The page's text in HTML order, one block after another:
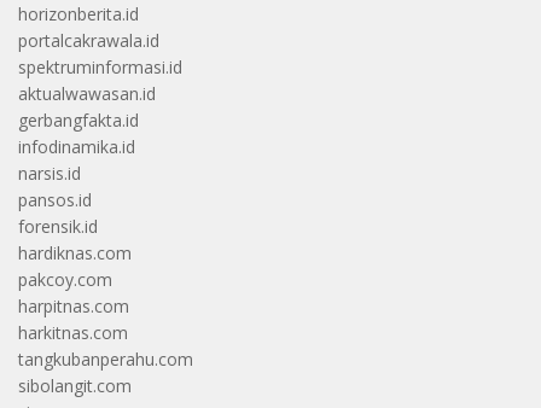
horizonberita.id
portalcakrawala.id
spektruminformasi.id
aktualwawasan.id
gerbangfakta.id
infodinamika.id
narsis.id
pansos.id
forensik.id
hardiknas.com
pakcoy.com
harpitnas.com
harkitnas.com
tangkubanperahu.com
sibolangit.com